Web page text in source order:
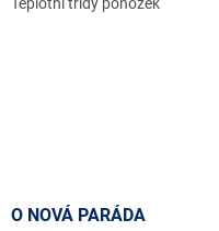
O NOVÁ PARÁDA